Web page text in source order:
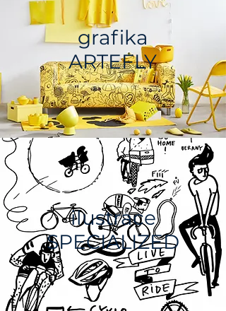
grafika
ARTEFLY
ilustrace
SPECIALIZED